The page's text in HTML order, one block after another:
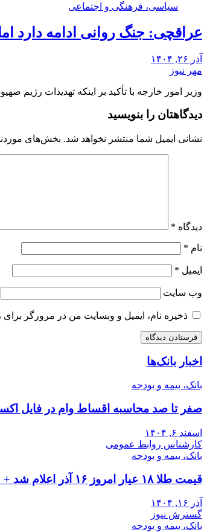
سیاسی، فرهنگی و اجتماعی
عراقچی: جنگ روانی ادامه دارد
آذر ۲۶, ۱۴۰۴
مهر نیوز
وزیر امور خارجه با تأکید بر اینکه تهدیدات رژیم
دیدگاهتان را بنویسید
نشانی ایمیل شما منتشر نخواهد شد. بخش‌های
دیدگاه *
نام *
ایمیل *
وب‌ سایت
ذخیره نام، ایمیل و وبسایت من در مرورگر
اخبار بانک‌ها
بانک، بیمه و بودجه
صفر تا صد محاسبه اقساط وام در فایل
اسفند ۶, ۱۴۰۴
کارشناس روابط عمومی
بانک، بیمه و بودجه
قیمت طلا ۱۸ عیار امروز ۱۶ آذر اعلام شد + جدول
آذر ۱۶, ۱۴۰۴
گسترش نیوز
بانک، بیمه و بودجه